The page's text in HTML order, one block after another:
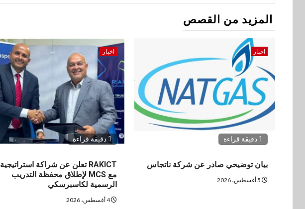
المزيد من القصص
اخبار
1 دقيقة قراءة
بيان توضيحي صادر عن شركة ناتجاس
اخبار
1 دقيقة قراءة
RAKICT تعلن عن شراكة استراتيجية
مع MCS لإطلاق محفظة التدريب
الرسمية لكاسبرسكي
4 أغسطس، 2026